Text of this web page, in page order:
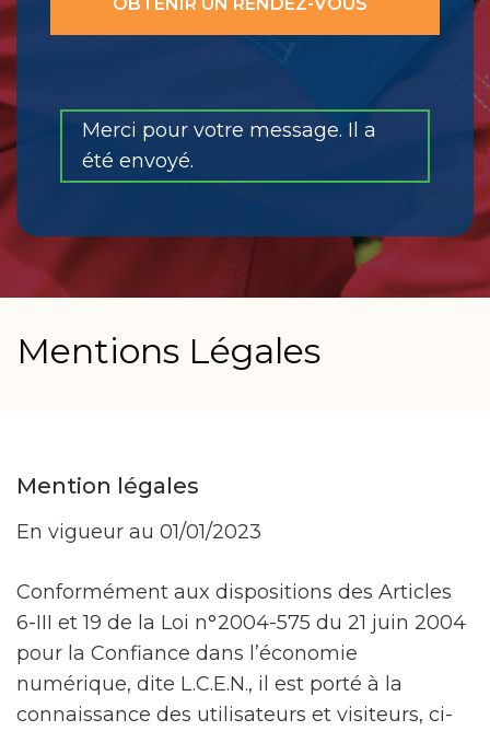
Merci pour votre message. Il a
été envoyé.
Mentions Légales
Mention légales
En vigueur au 01/01/2023
Conformément aux dispositions des Articles
6-III et 19 de la Loi n°2004-575 du 21 juin 2004
pour la Confiance dans l’économie
numérique, dite L.C.E.N., il est porté à la
connaissance des utilisateurs et visiteurs, ci-